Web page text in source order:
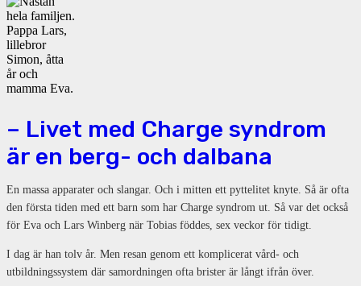
– Livet med Charge syndrom
är en berg- och dalbana
En massa apparater och slangar. Och i mitten ett pyttelitet knyte. Så är ofta
den första tiden med ett barn som har Charge syndrom ut. Så var det också
för Eva och Lars Winberg när Tobias föddes, sex veckor för tidigt.
I dag är han tolv år. Men resan genom ett komplicerat vård- och
utbildningssystem där samordningen ofta brister är långt ifrån över.